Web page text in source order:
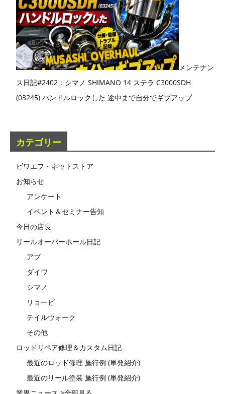
メンテナン
ス日記#2402：シマノ SHIMANO 14 ステラ C3000SDH
(03245) ハンドルロックした 途中まで自分でギブアップ
カテゴリー
ビワエフ・ネットストア
お知らせ
アンケート
イベント＆セミナー告知
今日の店長
リールオーバーホール日記
アブ
ダイワ
シマノ
リョービ
テイルウォーク
その他
ロッドリペア修理＆カスタム日記
最近のロッド修理 施行例 (単発紹介)
最近のリール塗装 施行例 (単発紹介)